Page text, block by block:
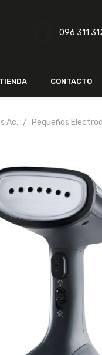
096 311
TIENDA CONTACTO
Ac. Pequeños